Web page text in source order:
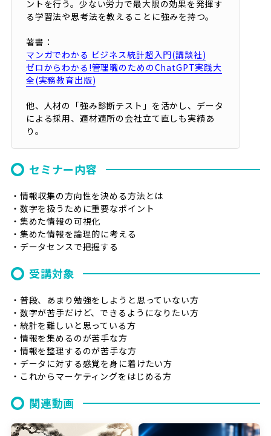
ントを行う。少ない労力で最大限の効果を発揮す
る学習法や思考法を教えることに強みを持つ。
著書：
マンガでわかる ビジネス統計超入門(講談社)
ゼロからわかる!管理職のためのChatGPT実践大
全(実務教育出版)
他、人材の「強み診断テスト」を活かし、データ
による採用、適材適所の会社立て直しも実績あ
り。
セミナー内容
・情報収集の方向性を決める方法とは
・数字を扱うために重要なポイント
・集めた情報の可視化
・集めた情報を論理的に考える
・データセンスで把握する
受講対象
・普段、あまり勉強をしようと思っていない方
・数字が苦手だけど、できるようになりたい方
・統計を難しいと思っている方
・情報を集めるのが苦手な方
・情報を整理するのが苦手な方
・データに対する感覚を身に着けたい方
・これからマーケティングをはじめる方
関連動画